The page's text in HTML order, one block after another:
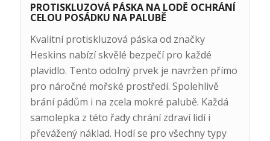
PROTISKLUZOVÁ PÁSKA NA LODĚ OCHRÁNÍ
CELOU POSÁDKU NA PALUBĚ
Kvalitní protiskluzová páska od značky
Heskins nabízí skvělé bezpečí pro každé
plavidlo. Tento odolný prvek je navržen přímo
pro náročné mořské prostředí. Spolehlivě
brání pádům i na zcela mokré palubě. Každá
samolepka z této řady chrání zdraví lidí i
převážený náklad. Hodí se pro všechny typy